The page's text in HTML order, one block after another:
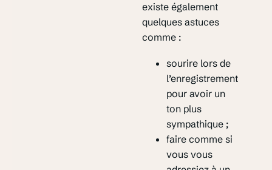
existe également
quelques astuces
comme :
sourire lors de
l’enregistrement
pour avoir un
ton plus
sympathique ;
faire comme si
vous vous